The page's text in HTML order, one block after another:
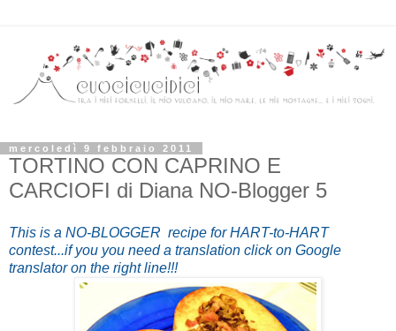
mercoledì 9 febbraio 2011
TORTINO CON CAPRINO E
CARCIOFI di Diana NO-Blogger 5
This is a NO-BLOGGER recipe for HART-to-HART
contest...if you you need a translation click on Google
translator on the right line!!!